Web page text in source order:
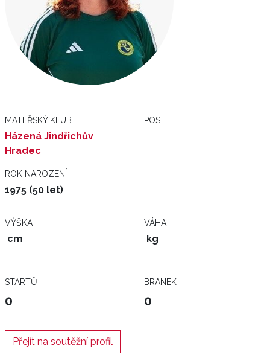
MATEŘSKÝ KLUB
Házená Jindřichův
Hradec
POST
ROK NAROZENÍ
1975 (50 let)
VÝŠKA
cm
VÁHA
kg
STARTŮ
0
BRANEK
0
Přejít na soutěžní profil